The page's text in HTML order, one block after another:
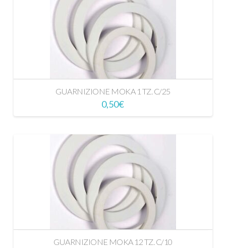
GUARNIZIONE MOKA 1 TZ. C/25
0,50€
GUARNIZIONE MOKA 12 TZ. C/10